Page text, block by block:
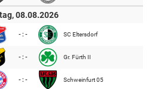
08.08.2026
- : - SC Eltersdorf
- : - Gr. Fürth II
- : - Schweinfurt 05